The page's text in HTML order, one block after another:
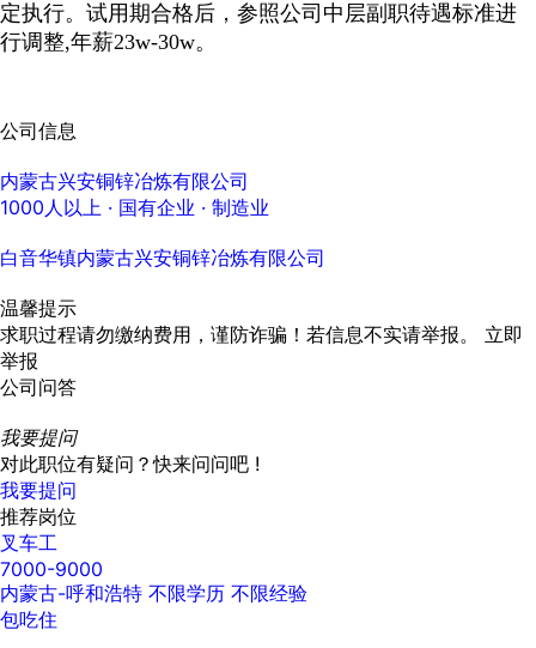
定执行。试用期合格后，参照公司中层副职待遇标准进
行调整,年薪23w-30w。
公司信息
内蒙古兴安铜锌冶炼有限公司
1000人以上 · 国有企业 · 制造业
白音华镇内蒙古兴安铜锌冶炼有限公司
温馨提示
求职过程请勿缴纳费用，谨防诈骗！若信息不实请举报。 立即
举报
公司问答
我要提问
对此职位有疑问？快来问问吧 !
我要提问
推荐岗位
叉车工
7000-9000
内蒙古-呼和浩特 不限学历 不限经验
包吃住